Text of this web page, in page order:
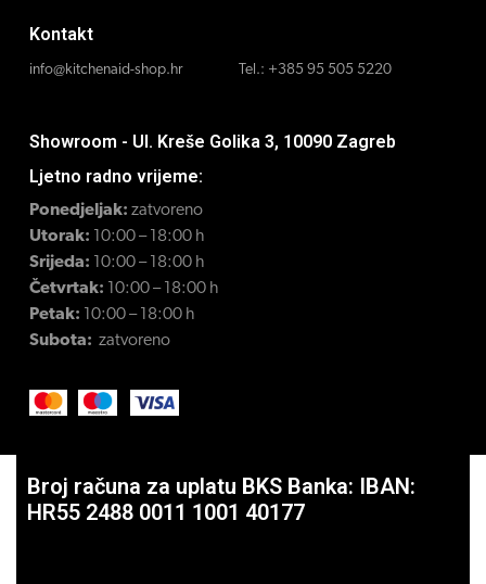
Kontakt
info@kitchenaid-shop.hr Tel.: +385 95 505 5220
Showroom - Ul. Kreše Golika 3, 10090 Zagreb
Ljetno radno vrijeme:
Ponedjeljak: zatvoreno
Utorak: 10:00 – 18:00 h
Srijeda: 10:00 – 18:00 h
Četvrtak: 10:00 – 18:00 h
Petak: 10:00 – 18:00 h
Subota: zatvoreno
Broj računa za uplatu BKS Banka: IBAN:
HR55 2488 0011 1001 40177